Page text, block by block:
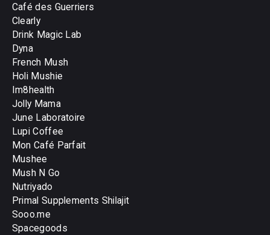
Café des Guerriers
Clearly
Drink Magic Lab
Dyna
French Mush
Holi Mushie
Im8health
Jolly Mama
June Laboratoire
Lupi Coffee
Mon Café Parfait
Mushee
Mush N Go
Nutriyado
Primal Supplements Shilajit
Sooo.me
Spacegoods